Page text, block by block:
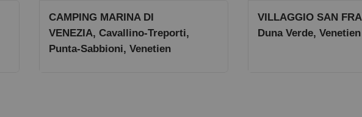
CAMPING MARINA DI
VENEZIA, Cavallino-Treporti,
Punta-Sabbioni, Venetien
VILLAGGIO SAN
Duna Verde, Venetien